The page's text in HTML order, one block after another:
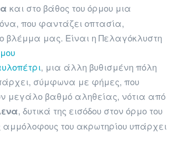
και στο βάθος του όρμου μια
που φαντάζει οπτασία,
βλέμμα μας. Είναι η Πελαγόκλυστη
, μια άλλη βυθισμένη πόλη
σύμφωνα με φήμες, που
μεγάλο βαθμό αληθείας, νότια από
, δυτικά της εισόδου στον όρμο του
αμμόλοφους του ακρωτηρίου υπάρχει